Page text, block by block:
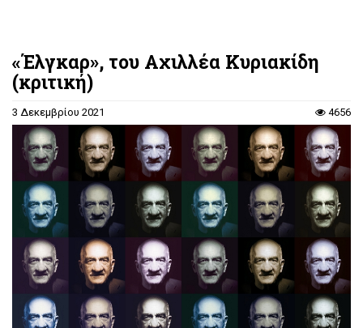
«Έλγκαρ», του Αχιλλέα Κυριακίδη
(κριτική)
3 Δεκεμβρίου 2021 4656